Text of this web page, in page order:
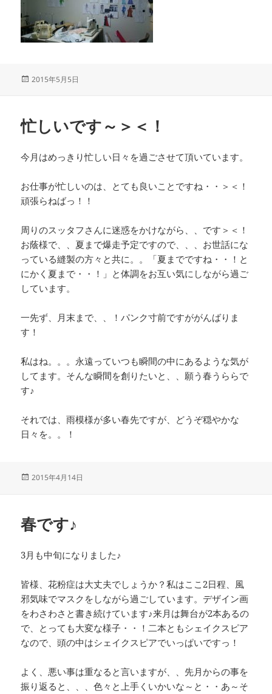
投
2015年5月5日
忙しいです～＞＜！
今月はめっきり忙しい日々を過ごさせて頂いています。
お仕事が忙しいのは、とても良いことですね・・＞＜！
頑張らねばっ！！
周りのスッタフさんに迷惑をかけながら、、です＞＜！
お蔭様で、、夏まで爆走予定ですので、、、お世話にな
っている縫製の方々と共に。。「夏までですね・・！と
にかく夏まで・・！」と体調をお互い気にしながら過ご
しています。
一先ず、月末まで、、！パンク寸前ですががんばりま
す！
私はね。。。永遠っていつも瞬間の中にあるような気が
してます。そんな瞬間を創りたいと、、願う春うららで
す♪
それでは、雨模様が多い春先ですが、どうぞ穏やかな
日々を。。！
投
2015年4月14日
春です♪
3月も中旬になりました♪
皆様、花粉症は大丈夫でしょうか？私はここ2日程、風
邪気味でマスクをしながら過ごしています。デザイン画
をわさわさと書き続けています♪来月は舞台が2本あるの
で、とっても大変な様子・・！二本ともシェイクスピア
なので、頭の中はシェイクスピアでいっぱいですっ！
よく、悪い事は重なると言いますが、、先月からの事を
振り返ると、、、色々と上手くいかいな～と・・あ～そ